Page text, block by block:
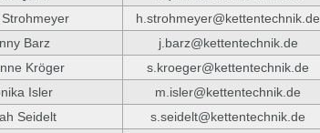
h.strohmeyer@kettentechnik.de
Barz
j.barz@kettentechnik.de
Kröger
s.kroeger@kettentechnik.de
Isler
m.isler@kettentechnik.de
Seidelt
s.seidelt@kettentechnik.de